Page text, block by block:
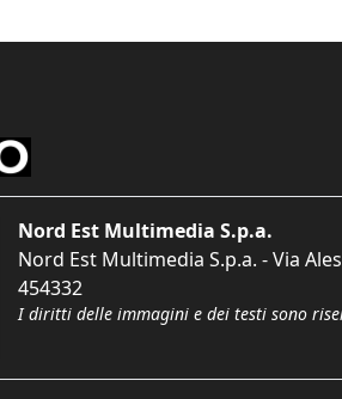
Nord Est Multimedia S.p.a.
Nord Est Multimedia S.p.a. - Via
454332
I diritti delle immagini e dei testi sono